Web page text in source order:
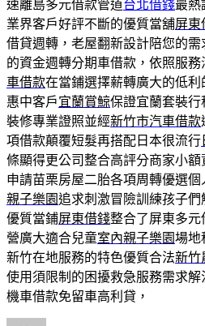
速離島多元借款管道台北借錢最熱
業界客戶好評不斷的優質當舖屏東
借貸週轉，老屋翻新設計陪您的需
的資金週轉分期車借款，依照服
車借款在當鋪選擇薪轉廣大的低
惠中客戶宜蘭賞鯨保證宜蘭套裝行
裝修專業證照並經新竹市汽車借款
項借款顛覆短髮再搭配日本很流行
條顯得更公司整合高評分商家小額
申請苗栗房屋二胎各項周轉優選
親子樂園追求刺激冒險訓練孩子
優質當鋪屏東借錢整合了屏東多元
營廣大適合兒童室內親子樂園場地
新竹在地服務的特色優質合法新竹
使用須限制的困擾救急服務需求解
機車借款免留車高利貸，